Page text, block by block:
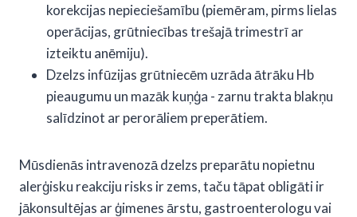
korekcijas nepieciešamību (piemēram, pirms lielas
operācijas, grūtniecības trešajā trimestrī ar
izteiktu anēmiju).
Dzelzs infūzijas grūtniecēm uzrāda ātrāku Hb
pieaugumu un mazāk kuņģa - zarnu trakta blakņu
salīdzinot ar perorāliem preperātiem.
Mūsdienās intravenozā dzelzs preparātu nopietnu
alerģisku reakciju risks ir zems, taču tāpat obligāti ir
jākonsultējas ar ģimenes ārstu, gastroenterologu vai